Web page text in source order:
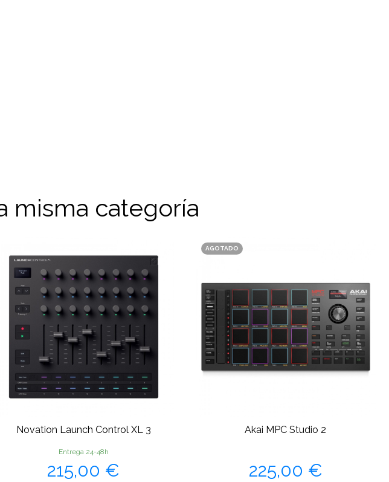
misma categoría
Novation Launch Control XL 3
Entrega 24-48h
Precio
215,00 €
AGOTADO
Akai MPC Studio 2
Precio
225,00 €